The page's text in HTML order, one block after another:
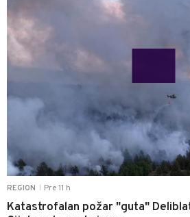
REGION Pre 11 h
Katastrofalan požar "guta"